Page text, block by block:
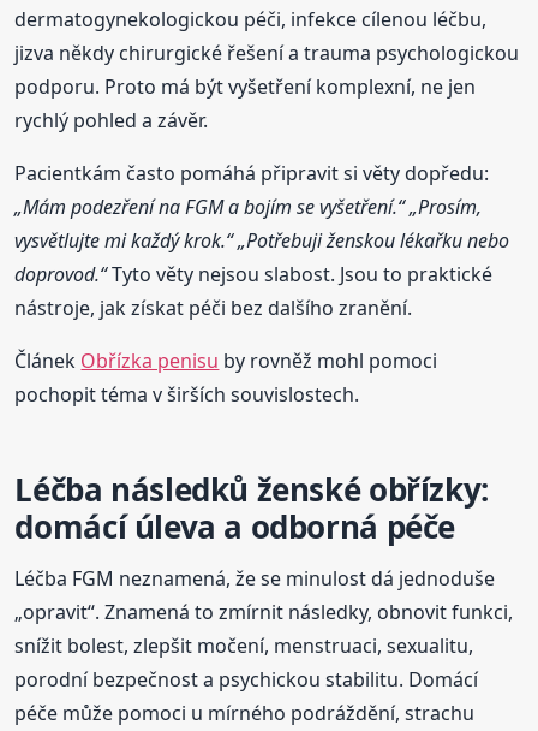
dermatogynekologickou péči, infekce cílenou léčbu,
jizva někdy chirurgické řešení a trauma psychologickou
podporu. Proto má být vyšetření komplexní, ne jen
rychlý pohled a závěr.
Pacientkám často pomáhá připravit si věty dopředu:
„Mám podezření na FGM a bojím se vyšetření.“„Prosím,
vysvětlujte mi každý krok.“„Potřebuji ženskou lékařku nebo
doprovod.“Tyto věty nejsou slabost. Jsou to praktické
nástroje, jak získat péči bez dalšího zranění.
Článek Obřízka penisu by rovněž mohl pomoci
pochopit téma v širších souvislostech.
Léčba následků ženské obřízky:
domácí úleva a odborná péče
Léčba FGM neznamená, že se minulost dá jednoduše
„opravit“. Znamená to zmírnit následky, obnovit funkci,
snížit bolest, zlepšit močení, menstruaci, sexualitu,
porodní bezpečnost a psychickou stabilitu. Domácí
péče může pomoci u mírného podráždění, strachu